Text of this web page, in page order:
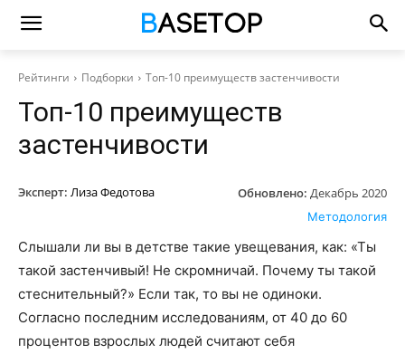
Рейтинги Подборки Топ-10 преимуществ застенчивости
Топ-10 преимуществ
застенчивости
Эксперт: Лиза Федотова Обновлено: Декабрь 2020
Методология
Слышали ли вы в детстве такие увещевания, как: «Ты
такой застенчивый! Не скромничай. Почему ты такой
стеснительный?» Если так, то вы не одиноки.
Согласно последним исследованиям, от 40 до 60
процентов взрослых людей считают себя